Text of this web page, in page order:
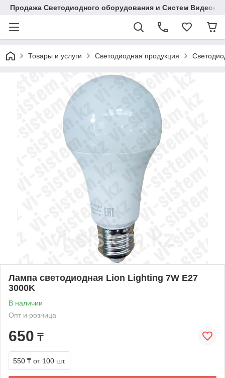
Продажа Светодиодного оборудования и Систем
Товары и услуги Светодиодная продукция
Лампа светодиодная Lion Lighting 7W E27
3000K
В наличии
Опт и розница
650 ₸
550 ₸ от 100 шт.